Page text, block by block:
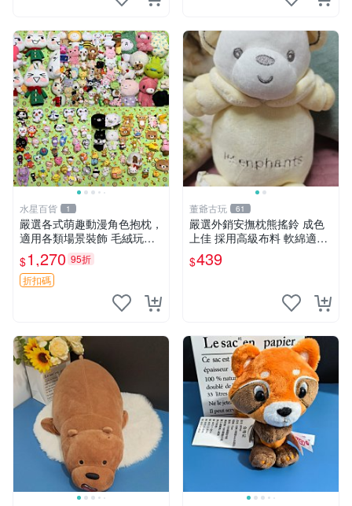
水星百貨 1
嚴選各式萌趣動漫角色抱枕，
適用各類場景裝飾 毛絨玩
具、卡通抱枕、趣味玩偶
$1,270 95折
折扣碼
董爺古玩 61
嚴選外銷安撫枕熊搖鈴 成色
上佳 採用高級布料 軟綿適合
收藏 安心選購 安撫枕 熊玩具
搖鈴
$439